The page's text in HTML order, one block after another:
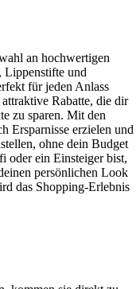
an hochwertigen
Lippenstifte und
für jeden Anlass
Rabatte, die dir
zu sparen. Mit den
Ersparnisse erzielen und
ohne dein Budget
oder ein Einsteiger bist,
persönlichen Look
das Shopping-Erlebnis